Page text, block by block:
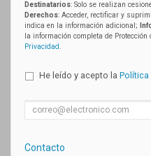
Destinatarios: Solo se realizan
Derechos: Acceder, rectificar y
indica en la información adicional;
la información completa de Protección
Privacidad
He leído y acepto la Política
Contacto